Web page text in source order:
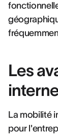
Les
La mobilité
pour